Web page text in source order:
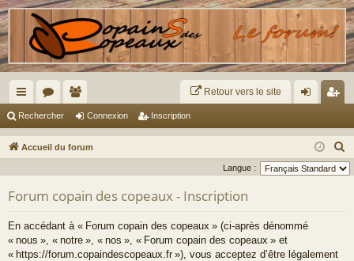
ac
co
s
or
u m
Retour vers le site
ne
xi
cri
pti
Rechercher Connexion Inscription
Accueil du forum
e
Langue :
Forum copain des copeaux - Inscription
En accédant à « Forum copain des copeaux » (ci-après dénommé
« nous », « notre », « nos », « Forum copain des copeaux » et
« https://forum.copaindescopeaux.fr »), vous acceptez d’être légalement